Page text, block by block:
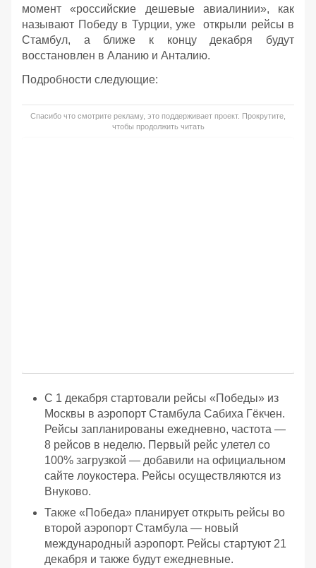
момент «российские дешевые авиалинии», как
называют Победу в Турции, уже открыли рейсы в
Стамбул, а ближе к концу декабря будут
восстановлен в Аланию и Анталию.
Подробности следующие:
Спасибо что смотрите рекламу, это поддерживает проект. Прокрутите,
чтобы продолжить читать
С 1 декабря стартовали рейсы «Победы» из
Москвы в аэропорт Стамбула Сабиха Гёкчен.
Рейсы запланированы ежедневно, частота —
8 рейсов в неделю. Первый рейс улетел со
100% загрузкой — добавили на официальном
сайте лоукостера. Рейсы осуществляются из
Внуково.
Также «Победа» планирует открыть рейсы во
второй аэропорт Стамбула — новый
международный аэропорт. Рейсы стартуют 21
декабря и также будут ежедневные.